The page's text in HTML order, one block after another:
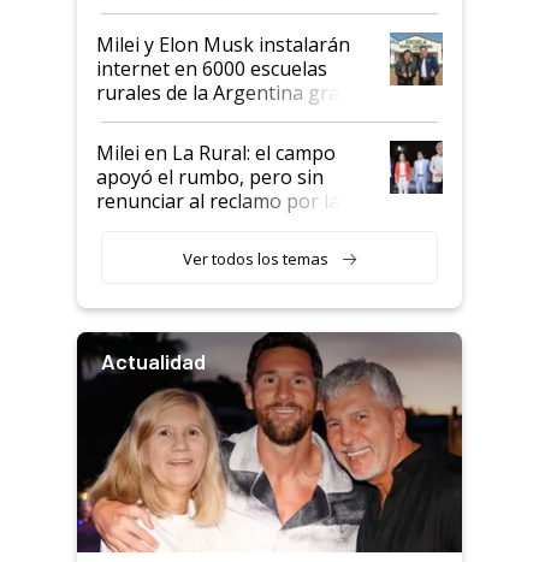
Milei y Elon Musk instalarán
internet en 6000 escuelas
rurales de la Argentina gracias
a un acuerdo con Starlink
Milei en La Rural: el campo
apoyó el rumbo, pero sin
renunciar al reclamo por las
Ver todos los temas
Actualidad